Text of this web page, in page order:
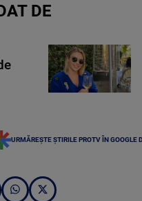
DE
URMĂREȘTE ȘTIRILE PROTV ÎN GOOGLE